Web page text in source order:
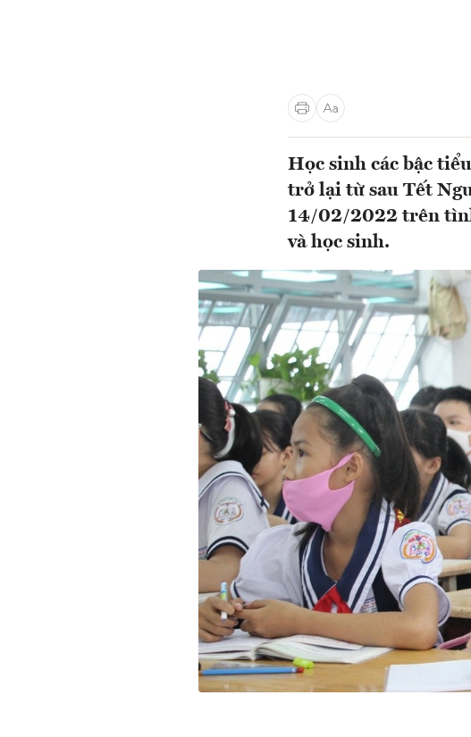
Học sinh các bậc
trở lại từ sau Tết
14/02/2022 trên
và học sinh.